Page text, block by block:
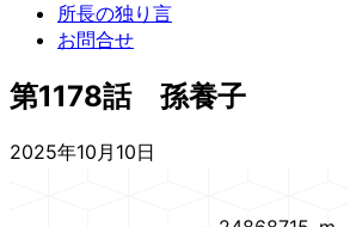
所長の独り言
お問合せ
第1178話 孫養子
2025年10月10日